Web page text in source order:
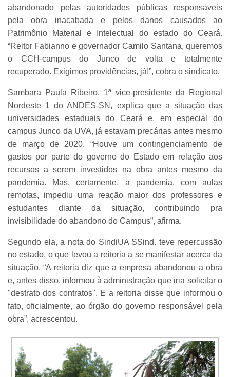
abandonado pelas autoridades públicas responsáveis
pela obra inacabada e pelos danos causados ao
Patrimônio Material e Intelectual do estado do Ceará.
“Reitor Fabianno e governador Camilo Santana, queremos
o CCH-campus do Junco de volta e totalmente
recuperado. Exigimos providências, já!”, cobra o sindicato.
Sambara Paula Ribeiro, 1ª vice-presidente da Regional
Nordeste 1 do ANDES-SN, explica que a situação das
universidades estaduais do Ceará e, em especial do
campus Junco da UVA, já estavam precárias antes mesmo
de março de 2020. “Houve um contingenciamento de
gastos por parte do governo do Estado em relação aos
recursos a serem investidos na obra antes mesmo da
pandemia. Mas, certamente, a pandemia, com aulas
remotas, impediu uma reação maior dos professores e
estudantes diante da situação, contribuindo pra
invisibilidade do abandono do Campus”, afirma.
Segundo ela, a nota do SindiUA SSind. teve repercussão
no estado, o que levou a reitoria a se manifestar acerca da
situação. “A reitoria diz que a empresa abandonou a obra
e, antes disso, informou à administração que iria solicitar o
"destrato dos contratos". E a reitoria disse que informou o
fato, oficialmente, ao órgão do governo responsável pela
obra”, acrescentou.